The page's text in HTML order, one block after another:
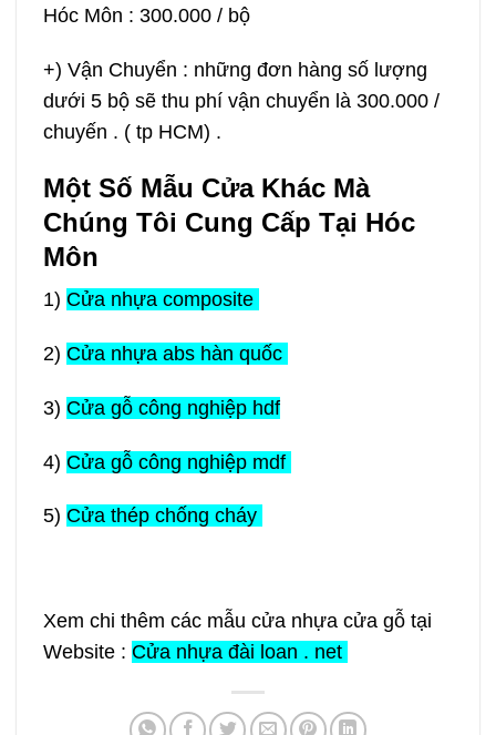
Hóc Môn : 300.000 / bộ
+) Vận Chuyển : những đơn hàng số lượng
dưới 5 bộ sẽ thu phí vận chuyển là 300.000 /
chuyến . ( tp HCM) .
Một Số Mẫu Cửa Khác Mà
Chúng Tôi Cung Cấp Tại Hóc
Môn
1) Cửa nhựa composite
2) Cửa nhựa abs hàn quốc
3) Cửa gỗ công nghiệp hdf
4) Cửa gỗ công nghiệp mdf
5) Cửa thép chống cháy
Xem chi thêm các mẫu cửa nhựa cửa gỗ tại
Website : Cửa nhựa đài loan . net